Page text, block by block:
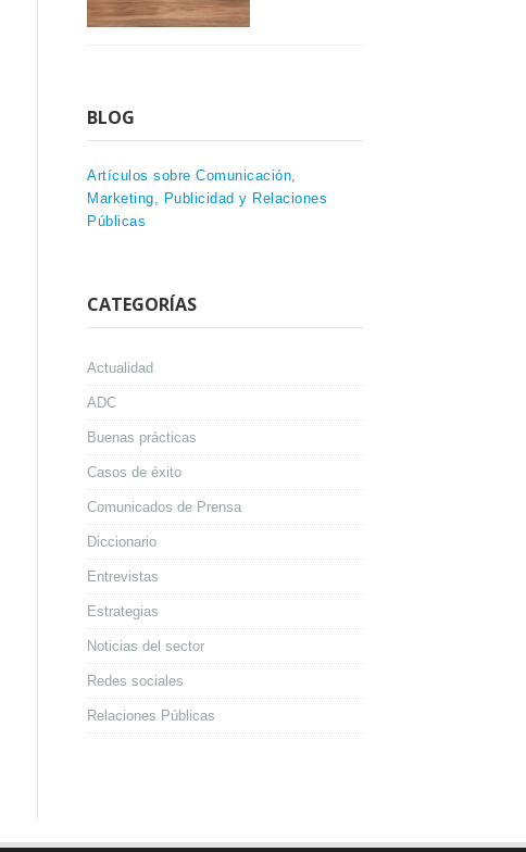
BLOG
Artículos sobre Comunicación,
Marketing, Publicidad y Relaciones
Públicas
CATEGORÍAS
Actualidad
ADC
Buenas prácticas
Casos de éxito
Comunicados de Prensa
Diccionario
Entrevistas
Estrategias
Noticias del sector
Redes sociales
Relaciones Públicas